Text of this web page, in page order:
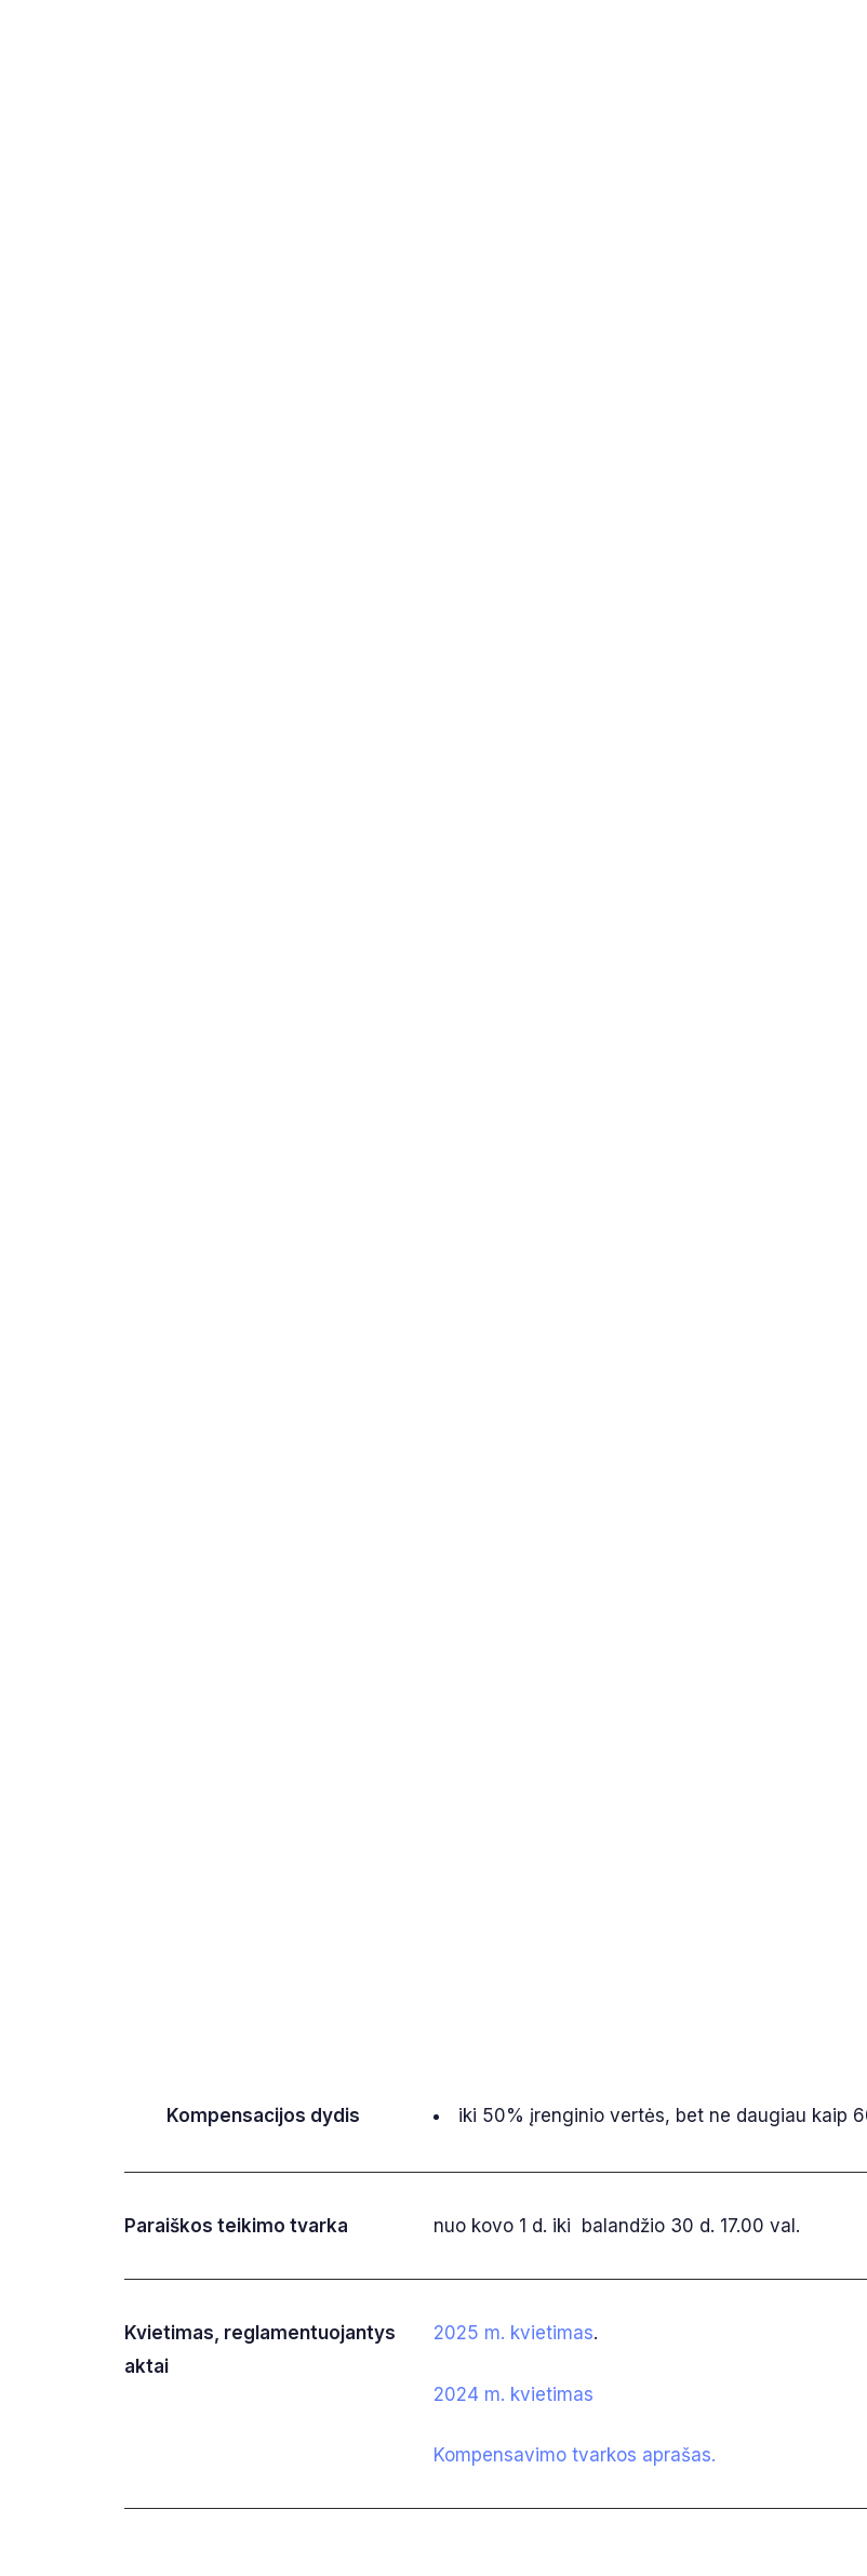
Kompensacijos dydis iki 50% įrenginio vertės, bet ne daugiau kaip
Paraiškos teikimo tvarka nuo kovo 1 d. iki balandžio 30 d. 17.00 val.
Kvietimas, reglamentuojantys
aktai
2025 m. kvietimas.
2024 m. kvietimas
Kompensavimo tvarkos aprašas.